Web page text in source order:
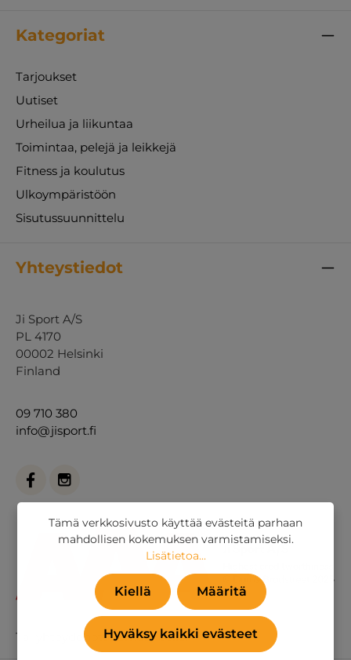
Kategoriat
Tarjoukset
Uutiset
Urheilua ja liikuntaa
Toimintaa, pelejä ja leikkejä
Fitness ja koulutus
Ulkoympäristöön
Sisutussuunnittelu
Yhteystiedot
Ji Sport A/S
PL 4170
00002 Helsinki
Finland
09 710 380
info@jisport.fi
Tai yhteydenottolomakkeella.
Tämä verkkosivusto käyttää evästeitä parhaan
mahdollisen kokemuksen varmistamiseksi.
Lisätietoa...
Kiellä Määritä
Hyväksy kaikki evästeet